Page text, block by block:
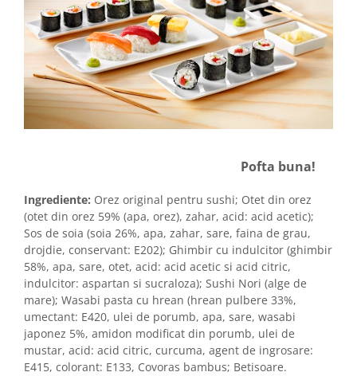
Pofta buna!
Ingrediente: Orez original pentru sushi; Otet din orez
(otet din orez 59% (apa, orez), zahar, acid: acid acetic);
Sos de soia (soia 26%, apa, zahar, sare, faina de grau,
drojdie, conservant: E202); Ghimbir cu indulcitor (ghimbir
58%, apa, sare, otet, acid: acid acetic si acid citric,
indulcitor: aspartan si sucraloza); Sushi Nori (alge de
mare); Wasabi pasta cu hrean (hrean pulbere 33%,
umectant: E420, ulei de porumb, apa, sare, wasabi
japonez 5%, amidon modificat din porumb, ulei de
mustar, acid: acid citric, curcuma, agent de ingrosare:
E415, colorant: E133, Covoras bambus; Betisoare.